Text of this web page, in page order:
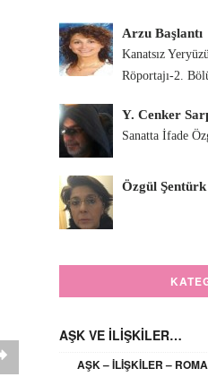
Arzu Başlantı
Kanatsız
Röportajı-2.
Y. Cenker
Sanatta İfade
Özgül
AŞK VE İLIŞKILER…
AŞK – İLIŞKILER –